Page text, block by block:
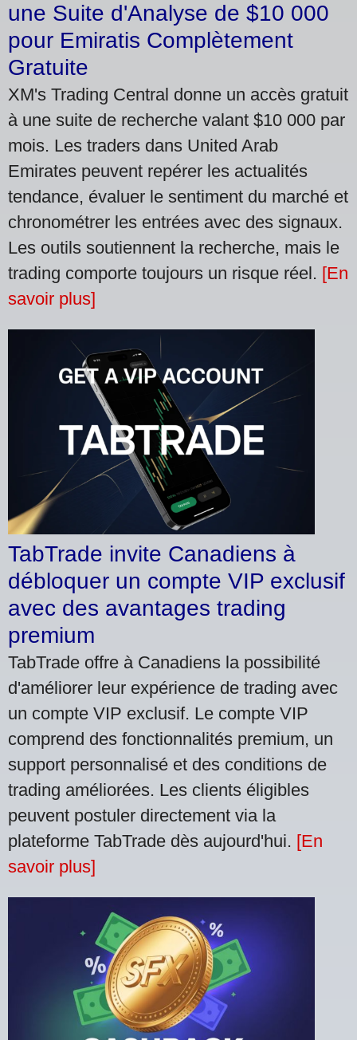
une Suite d'Analyse de $10 000
pour Emiratis Complètement
Gratuite
XM's Trading Central donne un accès gratuit
à une suite de recherche valant $10 000 par
mois. Les traders dans United Arab
Emirates peuvent repérer les actualités
tendance, évaluer le sentiment du marché et
chronométrer les entrées avec des signaux.
Les outils soutiennent la recherche, mais le
trading comporte toujours un risque réel. [En
savoir plus]
TabTrade invite Canadiens à
débloquer un compte VIP exclusif
avec des avantages trading
premium
TabTrade offre à Canadiens la possibilité
d'améliorer leur expérience de trading avec
un compte VIP exclusif. Le compte VIP
comprend des fonctionnalités premium, un
support personnalisé et des conditions de
trading améliorées. Les clients éligibles
peuvent postuler directement via la
plateforme TabTrade dès aujourd'hui. [En
savoir plus]